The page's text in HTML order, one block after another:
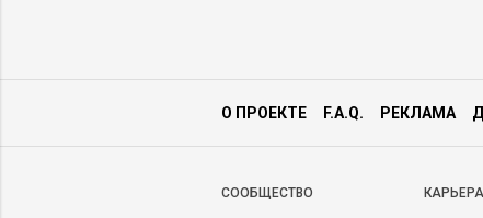
О ПРОЕКТЕ F.A.Q. РЕКЛАМА
CООБЩЕСТВО КАРЬЕРА